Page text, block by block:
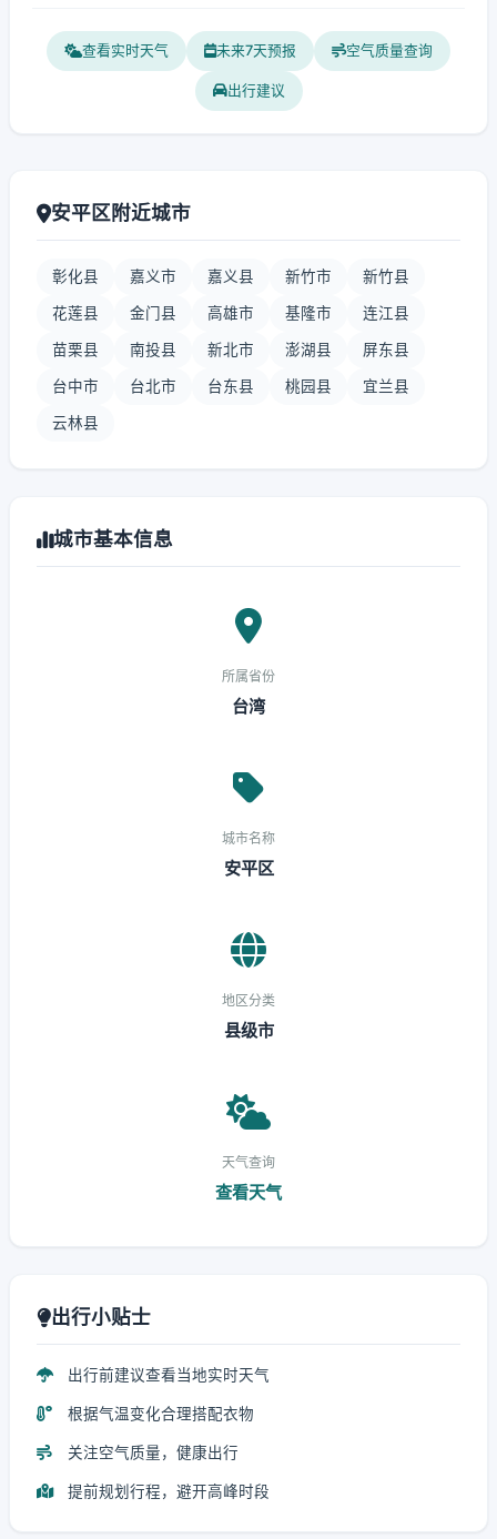
查看实时天气 未来7天预报 空气质量查询
出行建议
安平区附近城市
彰化县 嘉义市 嘉义县 新竹市 新竹县
花莲县 金门县 高雄市 基隆市 连江县
苗栗县 南投县 新北市 澎湖县 屏东县
台中市 台北市 台东县 桃园县 宜兰县
云林县
城市基本信息
所属省份
台湾
城市名称
安平区
地区分类
县级市
天气查询
查看天气
出行小贴士
出行前建议查看当地实时天气
根据气温变化合理搭配衣物
关注空气质量，健康出行
提前规划行程，避开高峰时段